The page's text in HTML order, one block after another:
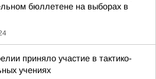
бюллетене на выборах в
приняло участие в тактико-
учениях